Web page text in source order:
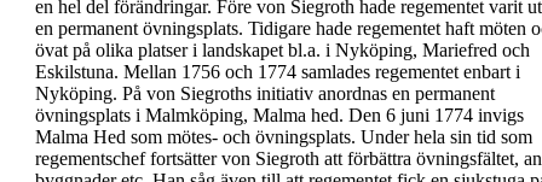
en hel del förändringar. Före von Siegroth hade regementet varit
en permanent övningsplats. Tidigare hade regementet haft möten
övat på olika platser i landskapet bl.a. i Nyköping, Mariefred och
Eskilstuna. Mellan 1756 och 1774 samlades regementet enbart i
Nyköping. På von Siegroths initiativ anordnas en permanent
övningsplats i Malmköping, Malma hed. Den 6 juni 1774 invigs
Malma Hed som mötes- och övningsplats. Under hela sin tid som
regementscheffortsätter von Siegroth att förbättra övningsfältet,